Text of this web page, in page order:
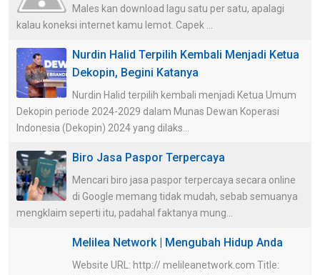
Males kan download lagu satu per satu, apalagi
kalau koneksi internet kamu lemot. Capek ...
Nurdin Halid Terpilih Kembali Menjadi Ketua
Dekopin, Begini Katanya
Nurdin Halid terpilih kembali menjadi Ketua Umum
Dekopin periode 2024-2029 dalam Munas Dewan Koperasi
Indonesia (Dekopin) 2024 yang dilaks...
Biro Jasa Paspor Terpercaya
Mencari biro jasa paspor terpercaya secara online
di Google memang tidak mudah, sebab semuanya
mengklaim seperti itu, padahal faktanya mung...
Melilea Network | Mengubah Hidup Anda
Website URL: http:// melileanetwork.com Title: